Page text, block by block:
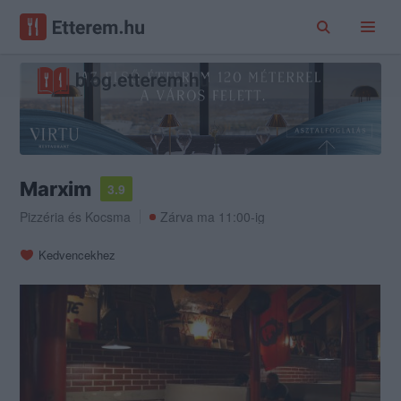
Marxim
3.9
Pizzéria és Kocsma Zárva ma 11:00-ig
Kedvencekhez